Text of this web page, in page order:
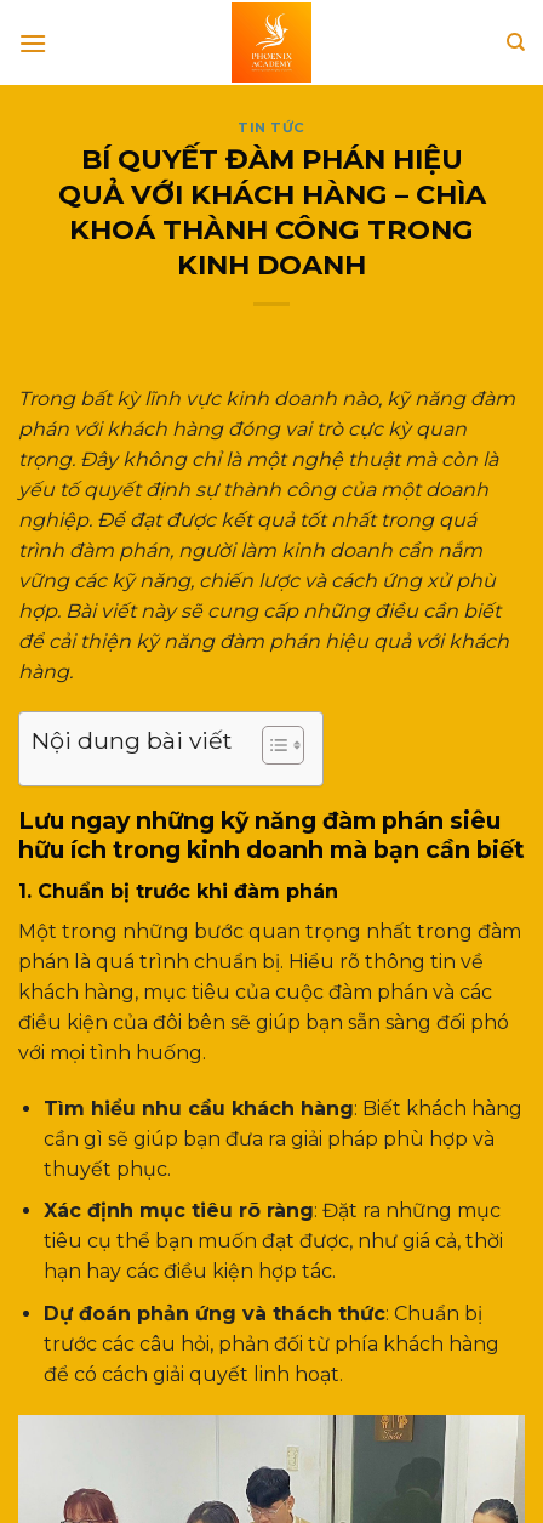
TIN TỨC
BÍ QUYẾT ĐÀM PHÁN HIỆU
QUẢ VỚI KHÁCH HÀNG – CHÌA
KHOÁ THÀNH CÔNG TRONG
KINH DOANH
Trong bất kỳ lĩnh vực kinh doanh nào, kỹ năng đàm
phán với khách hàng đóng vai trò cực kỳ quan
trọng. Đây không chỉ là một nghệ thuật mà còn là
yếu tố quyết định sự thành công của một doanh
nghiệp. Để đạt được kết quả tốt nhất trong quá
trình đàm phán, người làm kinh doanh cần nắm
vững các kỹ năng, chiến lược và cách ứng xử phù
hợp. Bài viết này sẽ cung cấp những điều cần biết
để cải thiện kỹ năng đàm phán hiệu quả với khách
hàng.
Nội dung bài viết
Lưu ngay những kỹ năng đàm phán siêu
hữu ích trong kinh doanh mà bạn cần biết
1. Chuẩn bị trước khi đàm phán
Một trong những bước quan trọng nhất trong đàm
phán là quá trình chuẩn bị. Hiểu rõ thông tin về
khách hàng, mục tiêu của cuộc đàm phán và các
điều kiện của đôi bên sẽ giúp bạn sẵn sàng đối phó
với mọi tình huống.
Tìm hiểu nhu cầu khách hàng: Biết khách hàng
cần gì sẽ giúp bạn đưa ra giải pháp phù hợp và
thuyết phục.
Xác định mục tiêu rõ ràng: Đặt ra những mục
tiêu cụ thể bạn muốn đạt được, như giá cả, thời
hạn hay các điều kiện hợp tác.
Dự đoán phản ứng và thách thức: Chuẩn bị
trước các câu hỏi, phản đối từ phía khách hàng
để có cách giải quyết linh hoạt.